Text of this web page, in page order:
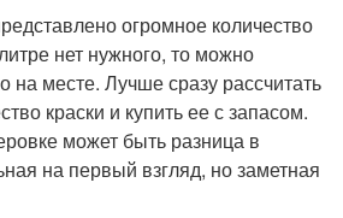
огромное количество
нет нужного, то можно
на месте. Лучше сразу рассчитать
краски и купить ее с запасом.
может быть разница в
на первый взгляд, но заметная